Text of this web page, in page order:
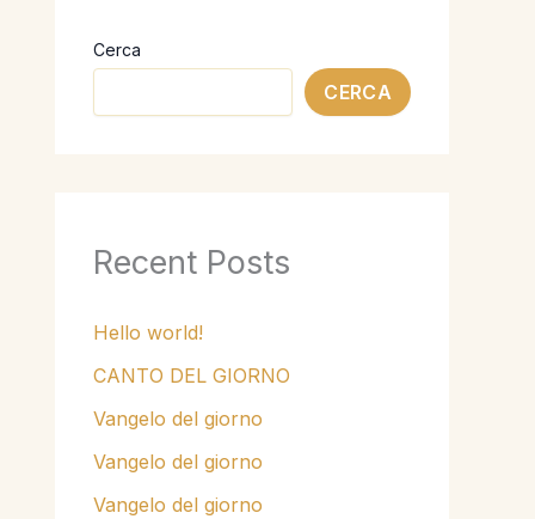
Cerca
CERCA
Recent Posts
Hello world!
CANTO DEL GIORNO
Vangelo del giorno
Vangelo del giorno
Vangelo del giorno